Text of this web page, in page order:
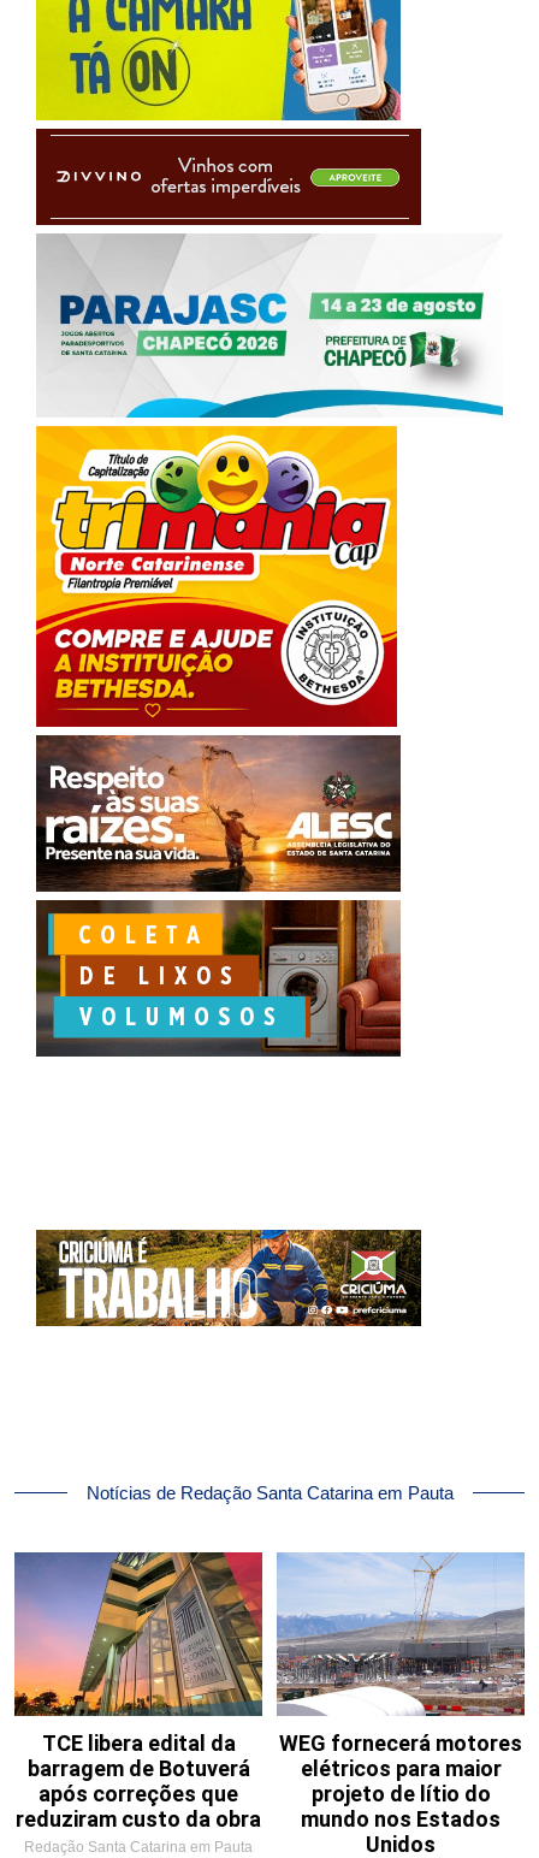
Notícias de Redação Santa Catarina em Pauta
TCE libera edital da
barragem de Botuverá
após correções que
reduziram custo da obra
Redação Santa Catarina em Pauta
WEG fornecerá motores
elétricos para maior
projeto de lítio do
mundo nos Estados
Unidos